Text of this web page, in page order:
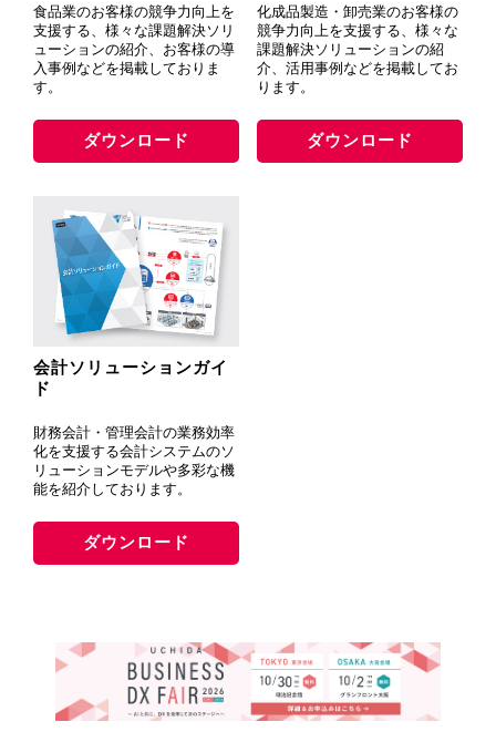
食品業のお客様の競争力向上を
支援する、様々な課題解決ソリ
ューションの紹介、お客様の導
入事例などを掲載しておりま
す。
ダウンロード
化成品製造・卸売業のお客様の
競争力向上を支援する、様々な
課題解決ソリューションの紹
介、活用事例などを掲載してお
ります。
ダウンロード
会計ソリューションガイ
ド
財務会計・管理会計の業務効率
化を支援する会計システムのソ
リューションモデルや多彩な機
能を紹介しております。
ダウンロード